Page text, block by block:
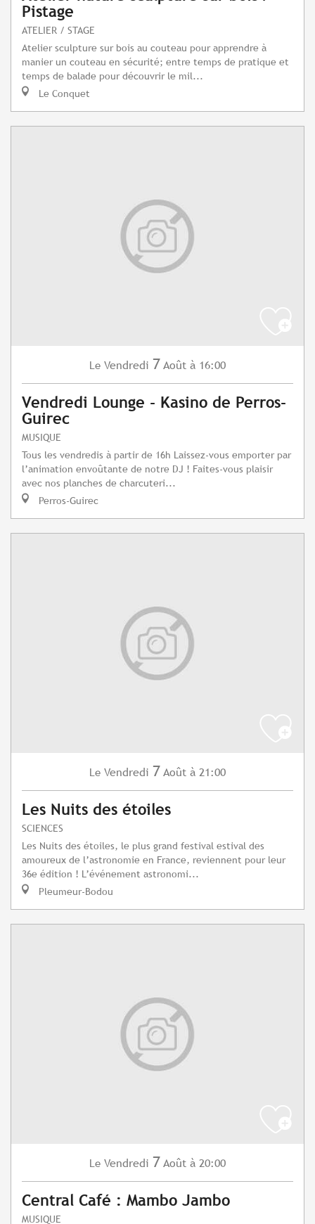
Pistage
ATELIER / STAGE
Atelier sculpture sur bois au couteau pour apprendre à
manier un couteau en sécurité; entre temps de pratique et
temps de balade pour découvrir le mil...
Le Conquet
Le Vendredi 7 Août à 16:00
Vendredi Lounge - Kasino de Perros-
Guirec
MUSIQUE
Tous les vendredis à partir de 16h Laissez-vous emporter par
l’animation envoûtante de notre DJ ! Faites-vous plaisir
avec nos planches de charcuteri...
Perros-Guirec
Le Vendredi 7 Août à 21:00
Les Nuits des étoiles
SCIENCES
Les Nuits des étoiles, le plus grand festival estival des
amoureux de l’astronomie en France, reviennent pour leur
36e édition ! L’événement astronomi...
Pleumeur-Bodou
Le Vendredi 7 Août à 20:00
Central Café : Mambo Jambo
MUSIQUE